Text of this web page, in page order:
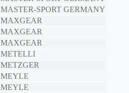
MASTER-SPORT GERMANY
MAXGEAR
MAXGEAR
MAXGEAR
METELLI
METZGER
MEYLE
MEYLE